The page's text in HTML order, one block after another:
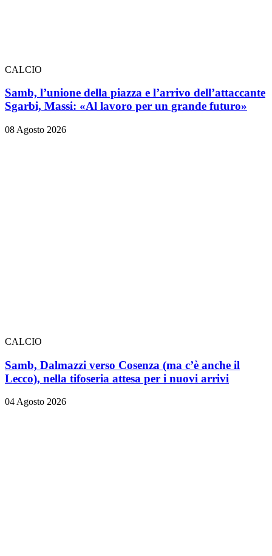
CALCIO
Samb, l’unione della piazza e l’arrivo dell’attaccante
Sgarbi, Massi: «Al lavoro per un grande futuro»
08 Agosto 2026
CALCIO
Samb, Dalmazzi verso Cosenza (ma c’è anche il
Lecco), nella tifoseria attesa per i nuovi arrivi
04 Agosto 2026